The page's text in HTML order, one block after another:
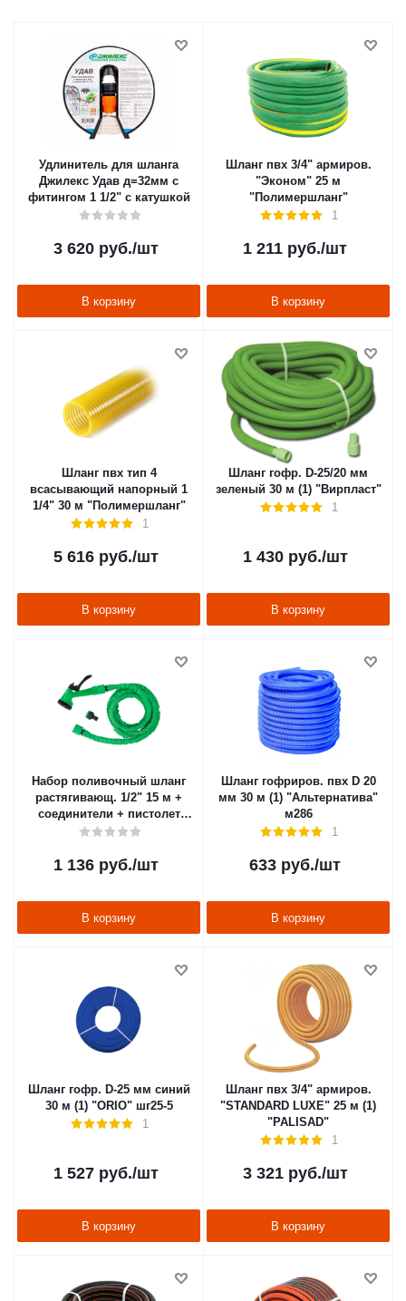
Удлинитель для шланга
Джилекс Удав д=32мм с
фитингом 1 1/2" с катушкой
3 620руб./шт
В корзину
Шланг пвх 3/4" армиров.
"Эконом" 25 м
"Полимершланг"
1
1 211 руб./шт
В корзину
Шланг пвх тип 4
всасывающий напорный 1
1/4" 30 м "Полимершланг"
1
5 616руб./шт
В корзину
Шланг гофр. D-25/20 мм
зеленый 30 м (1) "Вирпласт"
1
1 430руб./шт
В корзину
Набор поливочный шланг
растягивающ. 1/2" 15 м +
соединители + пистолет
(1/12) "PARK" LS1051-150
1 136руб./шт
В корзину
Шланг гофриров. пвх D 20
мм 30 м (1) "Альтернатива"
м286
1
633 руб./шт
В корзину
Шланг гофр. D-25 мм синий
30 м (1) "ORIO" шг25-5
1
1 527руб./шт
В корзину
Шланг пвх 3/4" армиров.
"STANDARD LUXE" 25 м (1)
"PALISAD"
1
3 321руб./шт
В корзину